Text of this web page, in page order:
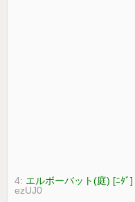
4: エルボーバット(庭) [ﾆﾀﾞ]
ezUJ0